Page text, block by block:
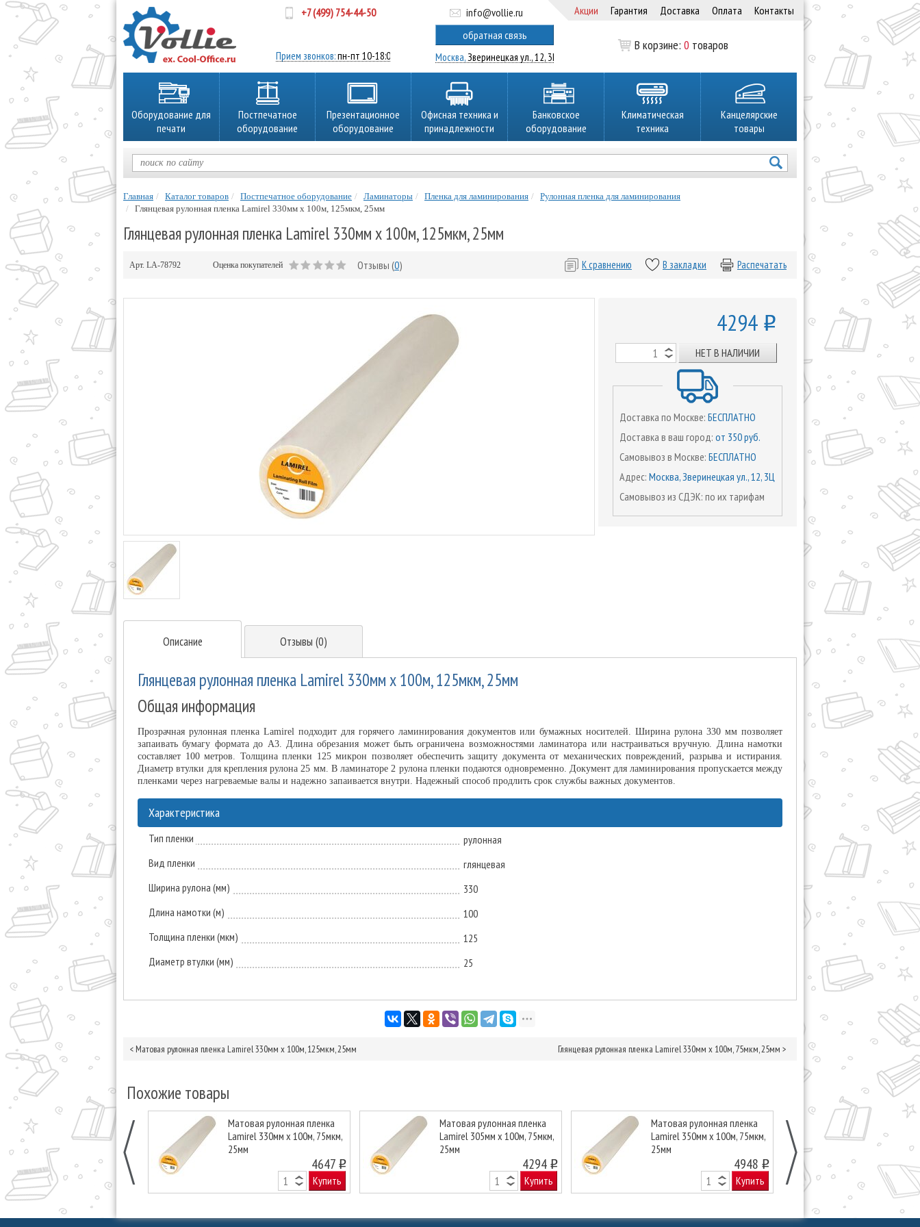
+7 (499) 754-44-50
Прием звонков:пн-пт 10-18:00
info@vollie.ru
обратная связь
Москва,Зверинецкая ул., 12, 3Ц
Акции Гарантия Доставка Оплата Контакты
В корзине:0 товаров
Оборудование для
печати
Постпечатное
оборудование
Презентационное
оборудование
Офисная техника и
принадлежности
Банковское
оборудование
Климатическая
техника
Канцелярские
товары
Главная Каталог товаров Постпечатное оборудование Ламинаторы Пленка для ламинирования
Рулонная пленка для ламинирования
Глянцевая рулонная пленка Lamirel 330мм х 100м, 125мкм, 25мм
Глянцевая рулонная пленка Lamirel 330мм х 100м, 125мкм, 25мм
Арт. LA-78792 Оценка покупателей Отзывы (0) Распечатать
В закладки
К сравнению
4294 o
НЕТ В НАЛИЧИИ
Доставка по Москве: БЕСПЛАТНО
Доставка в ваш город: от 350 руб.
Самовывоз в Москве: БЕСПЛАТНО
Адрес: Москва, Зверинецкая ул., 12, 3Ц
Самовывоз из СДЭК: по их тарифам
Описание Отзывы (0)
Глянцевая рулонная пленка Lamirel 330мм х 100м, 125мкм, 25мм
Общая информация
Прозрачная рулонная пленка Lamirel подходит для горячего ламинирования документов или бумажных носителей. Ширина рулона 330 мм позволяет
запаивать бумагу формата до А3. Длина обрезания может быть ограничена возможностями ламинатора или настраиваться вручную. Длина намотки
составляет 100 метров. Толщина пленки 125 микрон позволяет обеспечить защиту документа от механических повреждений, разрыва и истирания.
Диаметр втулки для крепления рулона 25 мм. В ламинаторе 2 рулона пленки подаются одновременно. Документ для ламинирования пропускается между
пленками через нагреваемые валы и надежно запаивается внутри. Надежный способ продлить срок службы важных документов.
Характеристика
Тип пленки
рулонная
Вид пленки
глянцевая
Ширина рулона (мм)
330
Длина намотки (м)
100
Толщина пленки (мкм)
125
Диаметр втулки (мм)
25
< Матовая рулонная пленка Lamirel 330мм х 100м, 125мкм, 25мм Глянцевая рулонная пленка Lamirel 330мм х 100м, 75мкм, 25мм >
Похожие товары
Матовая рулонная пленка
Lamirel 330мм х 100м, 75мкм,
25мм
4647 o
Купить
Матовая рулонная пленка
Lamirel 305мм х 100м, 75мкм,
25мм
4294 o
Купить
Матовая рулонная пленка
Lamirel 350мм х 100м, 75мкм,
25мм
4948 o
Купить
Глянцевая
Lamirel
25мм
Next